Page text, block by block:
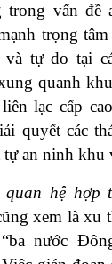
trong vấn đề
trọng
tự do tại
quanh
lạc cấp
quyết các
tự an ninh khu
hệ hợp
xem là xu
nước